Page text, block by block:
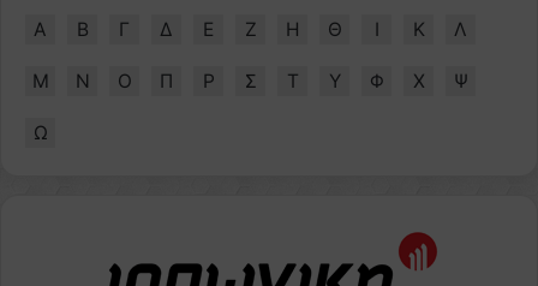
Α Β Γ Δ Ε Ζ Η Θ Ι Κ Λ
Μ Ν Ο Π Ρ Σ Τ Υ Φ Χ Ψ
Ω